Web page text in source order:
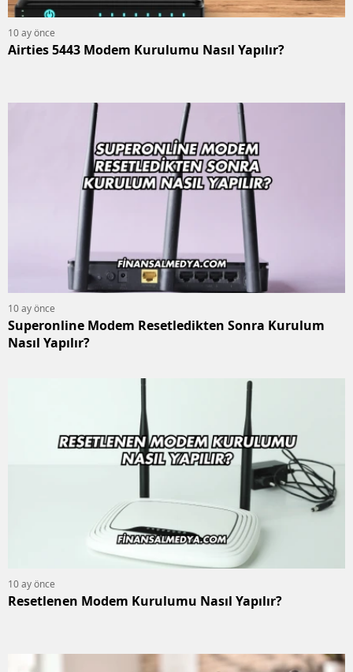
10 ay önce
Airties 5443 Modem Kurulumu Nasıl Yapılır?
10 ay önce
Superonline Modem Resetledikten Sonra Kurulum
Nasıl Yapılır?
10 ay önce
Resetlenen Modem Kurulumu Nasıl Yapılır?